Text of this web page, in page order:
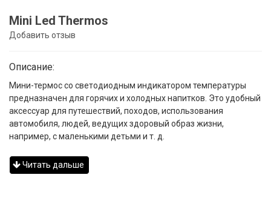
Mini Led Thermos
Добавить отзыв
Описание:
Мини-термос со светодиодным индикатором температуры
предназначен для горячих и холодных напитков. Это удобный
аксессуар для путешествий, походов, использования
автомобиля, людей, ведущих здоровый образ жизни,
например, с маленькими детьми и т. д.
Читать дальше